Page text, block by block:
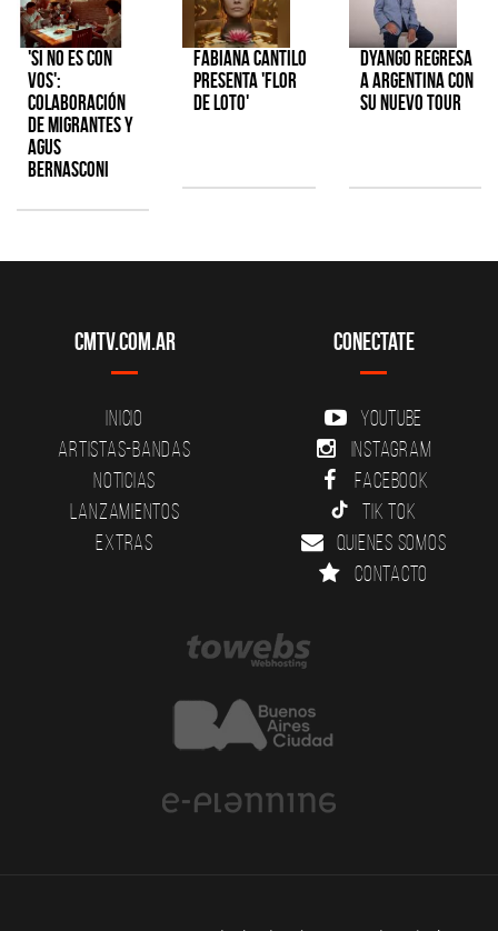
'Si No Es Con
Vos':
colaboración
de Migrantes y
Agus
Bernasconi
Fabiana Cantilo
presenta 'Flor
de Loto'
Dyango regresa
a Argentina con
su nuevo tour
CMTV.com.ar
Inicio
Artistas-Bandas
Noticias
Lanzamientos
Extras
Conectate
YouTube
Instagram
Facebook
Tik Tok
Quienes somos
Contacto